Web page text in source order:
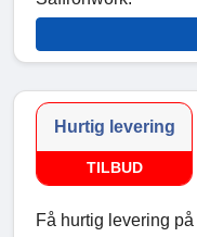
Hurtig levering
TILBUD
Få hurtig levering